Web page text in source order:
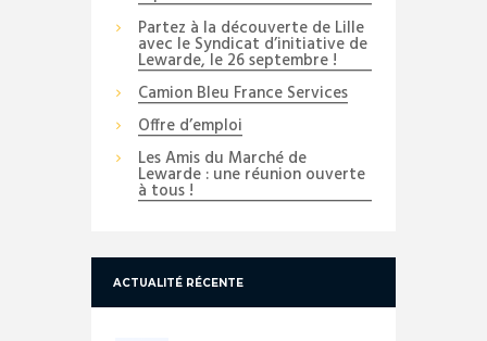
Partez à la découverte de Lille
avec le Syndicat d’initiative de
Lewarde, le 26 septembre !
Camion Bleu France Services
Offre d’emploi
Les Amis du Marché de
Lewarde : une réunion ouverte
à tous !
ACTUALITÉ RÉCENTE